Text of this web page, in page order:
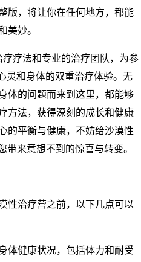
版，将让你在任何地方，都能
美妙。
疗法和专业的治疗团队，为参
灵和身体的双重治疗体验。无
体的问题而来到这里，都能够
方法，获得深刻的成长和健康
的平衡与健康，不妨给沙漠性
带来意想不到的惊喜与转变。
性治疗营之前，以下几点可以
体健康状况，包括体力和耐受